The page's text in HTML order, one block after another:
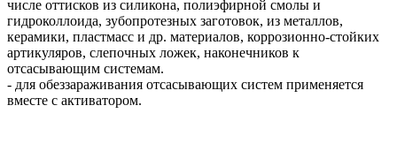
числе оттисков из силикона, полиэфирной смолы и
гидроколлоида, зубопротезных заготовок, из металлов,
керамики, пластмасс и др. материалов, коррозионно-стойких
артикуляров, слепочных ложек, наконечников к
отсасывающим системам.
- для обеззараживания отсасывающих систем применяется
вместе с активатором.